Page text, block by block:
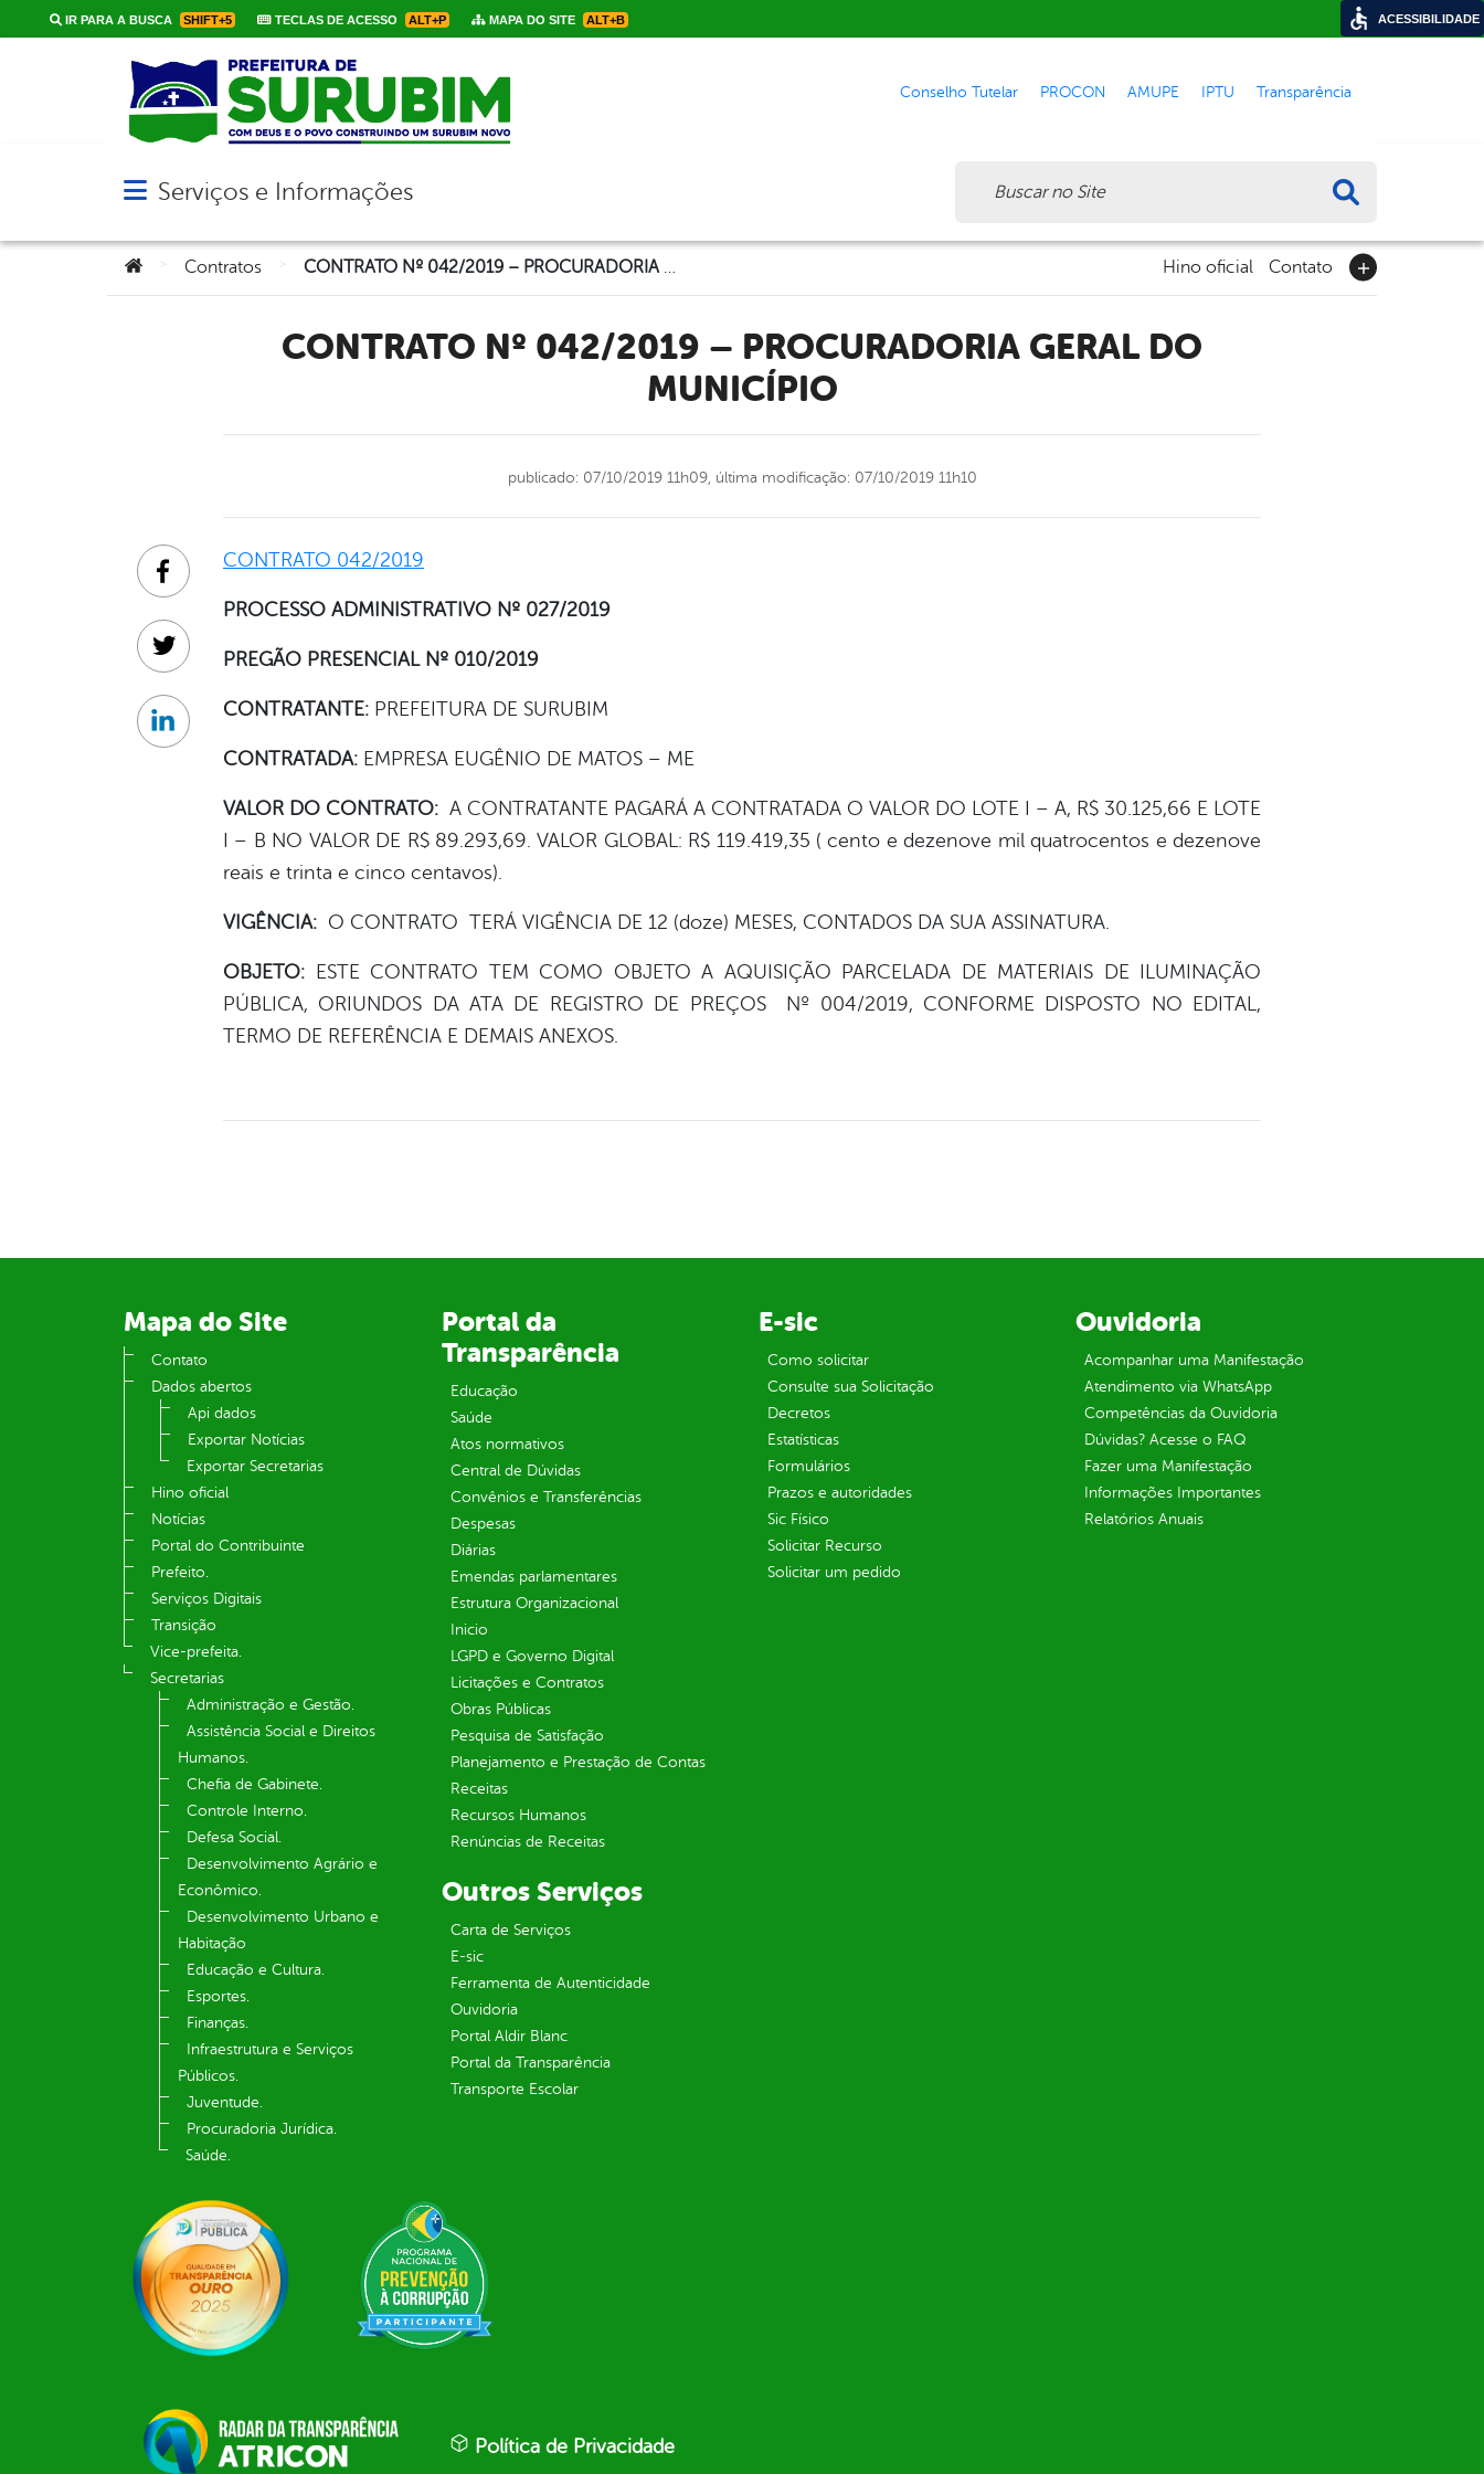
IR PARA A BUSCA SHIFT+5 TECLAS DE ACESSO ALT+P MAPA DO SITE ALT+B
Conselho Tutelar PROCON AMUPE IPTU Transparência
Abrir menu principal de navegação
Serviços e Informações
Você está aqui:
Contratos CONTRATO Nº 042/2019 – PROCURADORIA GERAL DO MUNICÍPIO Hino oficial Contato
CONTRATO Nº 042/2019 – PROCURADORIA GERAL DO
MUNICÍPIO
publicado: 07/10/2019 11h09, última modificação: 07/10/2019 11h10
CONTRATO 042/2019
PROCESSO ADMINISTRATIVO Nº 027/2019
PREGÃO PRESENCIAL Nº 010/2019
CONTRATANTE: PREFEITURA DE SURUBIM
CONTRATADA: EMPRESA EUGÊNIO DE MATOS – ME
VALOR DO CONTRATO: A CONTRATANTE PAGARÁ A CONTRATADA O VALOR DO LOTE I – A, R$ 30.125,66 E LOTE
I – B NO VALOR DE R$ 89.293,69. VALOR GLOBAL: R$ 119.419,35 ( cento e dezenove mil quatrocentos e dezenove
reais e trinta e cinco centavos).
VIGÊNCIA: O CONTRATO TERÁ VIGÊNCIA DE 12 (doze) MESES, CONTADOS DA SUA ASSINATURA.
OBJETO: ESTE CONTRATO TEM COMO OBJETO A AQUISIÇÃO PARCELADA DE MATERIAIS DE ILUMINAÇÃO
PÚBLICA, ORIUNDOS DA ATA DE REGISTRO DE PREÇOS Nº 004/2019, CONFORME DISPOSTO NO EDITAL,
TERMO DE REFERÊNCIA E DEMAIS ANEXOS.
Facebook
Twitter
Linkedin
Mapa do Site
Contato
Dados abertos
Api dados
Exportar Notícias
Exportar Secretarias
Hino oficial
Notícias
Portal do Contribuinte
Prefeito.
Serviços Digitais
Transição
Vice-prefeita.
Secretarias
Administração e Gestão.
Assistência Social e Direitos
Humanos.
Chefia de Gabinete.
Controle Interno.
Defesa Social.
Desenvolvimento Agrário e
Econômico.
Desenvolvimento Urbano e
Habitação
Educação e Cultura.
Esportes.
Finanças.
Infraestrutura e Serviços
Públicos.
Juventude.
Procuradoria Jurídica.
Saúde.
Portal da
Transparência
Educação
Saúde
Atos normativos
Central de Dúvidas
Convênios e Transferências
Despesas
Diárias
Emendas parlamentares
Estrutura Organizacional
Inicio
LGPD e Governo Digital
Licitações e Contratos
Obras Públicas
Pesquisa de Satisfação
Planejamento e Prestação de Contas
Receitas
Recursos Humanos
Renúncias de Receitas
E-sic
Como solicitar
Consulte sua Solicitação
Decretos
Estatísticas
Formulários
Prazos e autoridades
Sic Físico
Solicitar Recurso
Solicitar um pedido
Ouvidoria
Acompanhar uma Manifestação
Atendimento via WhatsApp
Competências da Ouvidoria
Dúvidas? Acesse o FAQ
Fazer uma Manifestação
Informações Importantes
Relatórios Anuais
Outros Serviços
Carta de Serviços
E-sic
Ferramenta de Autenticidade
Ouvidoria
Portal Aldir Blanc
Portal da Transparência
Transporte Escolar
Política de Privacidade
ACESSIBILIDADE